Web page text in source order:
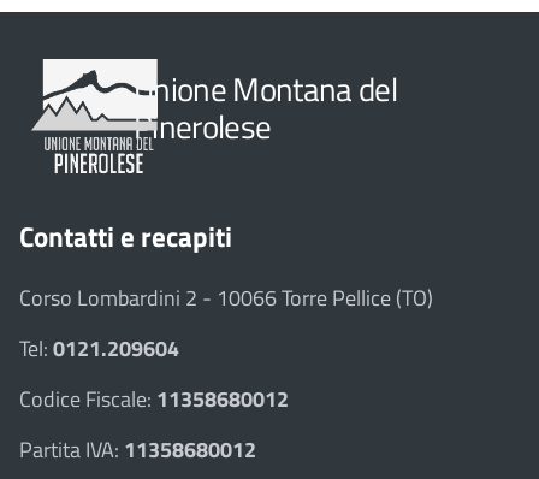
Unione Montana del
Pinerolese
Contatti e recapiti
Corso Lombardini 2 - 10066 Torre Pellice (TO)
Tel:0121.209604
Codice Fiscale: 11358680012
Partita IVA: 11358680012